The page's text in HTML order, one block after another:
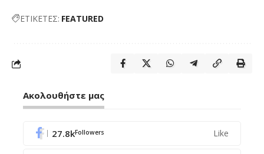
ΕΤΙΚΕΤΕΣ: FEATURED
Ακολουθήστε μας
27.8kFollowers Like